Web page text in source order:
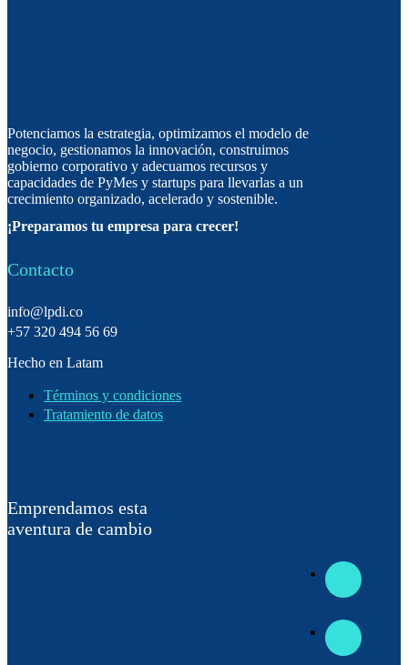
Potenciamos la estrategia, optimizamos el modelo de
negocio, gestionamos la innovación, construimos
gobierno corporativo y adecuamos recursos y
capacidades de PyMes y startups para llevarlas a un
crecimiento organizado, acelerado y sostenible.
¡Preparamos tu empresa para crecer!
Contacto
info@lpdi.co
+57 320 494 56 69
Hecho en Latam
Términos y condiciones
Tratamiento de datos
Emprendamos esta
aventura de cambio